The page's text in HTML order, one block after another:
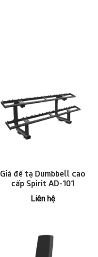
Giá để tạ Dumbbell cao
cấp Spirit AD-101
Liên hệ